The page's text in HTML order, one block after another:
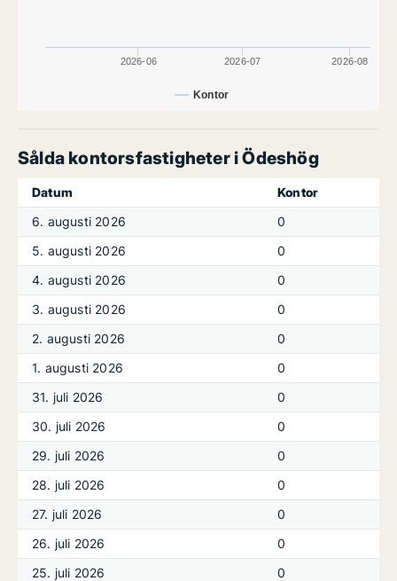
Kontor
2026-06 2026-07 2026-08
Sålda kontorsfastigheter i Ödeshög
Datum
Kontor
6. augusti 2026
0
5. augusti 2026
0
4. augusti 2026
0
3. augusti 2026
0
2. augusti 2026
0
1. augusti 2026
0
31. juli 2026
0
30. juli 2026
0
29. juli 2026
0
28. juli 2026
0
27. juli 2026
0
26. juli 2026
0
25. juli 2026
0